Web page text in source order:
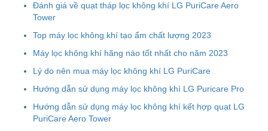
Đánh giá về quạt tháp lọc không khí LG PuriCare Aero
Tower
Top máy lọc không khí tạo ẩm chất lượng 2023
Máy lọc không khí hãng nào tốt nhất cho năm 2023
Lý do nên mua máy lọc không khí LG PuriCare
Hướng dẫn sử dụng máy lọc không khí LG Puricare Pro
Hướng dẫn sử dụng máy lọc không khí kết hợp quạt LG
PuriCare Aero Tower